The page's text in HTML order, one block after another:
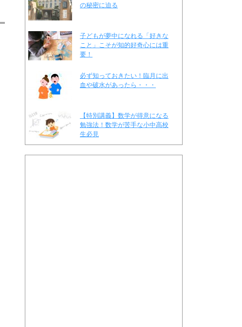
の秘密に迫る
子どもが夢中になれる「好きな
こと」こそが知的好奇心には重
要！
必ず知っておきたい！臨月に出
血や破水があったら・・・
【特別講義】数学が得意になる
勉強法！数学が苦手な小中高校
生必見